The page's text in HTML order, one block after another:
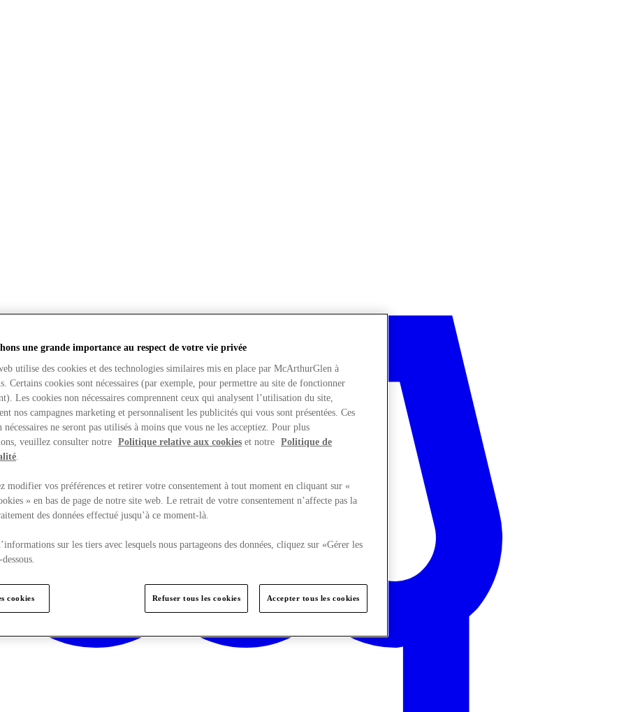
une grande importance au respect de votre vie privée
utilise des cookies et des technologies similaires mis en place par McArthurGlen à
Certains cookies sont nécessaires (par exemple, pour permettre au site de fonctionner
Les cookies non nécessaires comprennent ceux qui analysent l’utilisation du site,
nos campagnes marketing et personnalisent les publicités qui vous sont présentées. Ces
nécessaires ne seront pas utilisés à moins que vous ne les acceptiez. Pour plus
veuillez consulter notre Politique relative aux cookies et notre Politique de
.
modifier vos préférences et retirer votre consentement à tout moment en cliquant sur «
» en bas de page de notre site web. Le retrait de votre consentement n’affecte pas la
des données effectué jusqu’à ce moment-là.
sur les tiers avec lesquels nous partageons des données, cliquez sur «Gérer les
cookies Refuser tous les cookies Accepter tous les cookies